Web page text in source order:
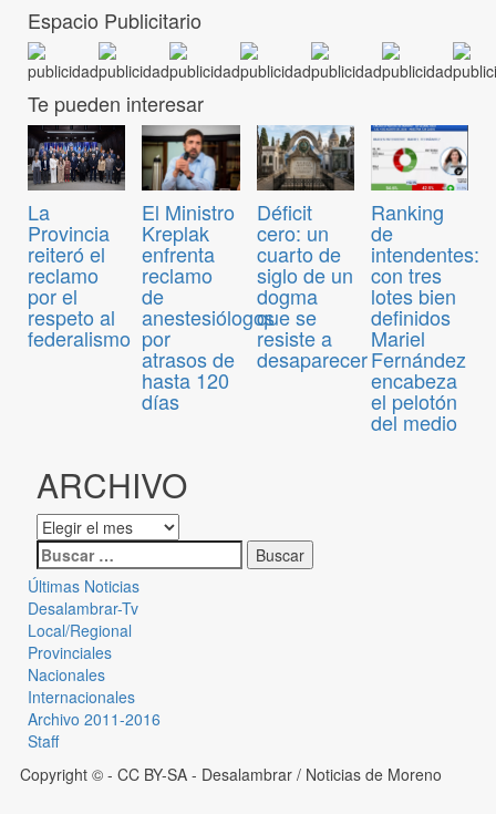
Espacio Publicitario
Te pueden interesar
La
Provincia
reiteró el
reclamo
por el
respeto al
federalismo
El Ministro
Kreplak
enfrenta
reclamo
de
anestesiólogos
por
atrasos de
hasta 120
días
Déficit
cero: un
cuarto de
siglo de un
dogma
que se
resiste a
desaparecer
Ranking
de
intendentes:
con tres
lotes bien
definidos
Mariel
Fernández
encabeza
el pelotón
del medio
ARCHIVO
Últimas Noticias
Desalambrar-Tv
Local/Regional
Provinciales
Nacionales
Internacionales
Archivo 2011-2016
Staff
Copyright © - CC BY-SA - Desalambrar / Noticias de Moreno